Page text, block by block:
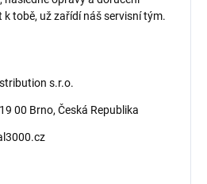
tobě, už zařídí náš servisní tým.
s.r.o.
00 Brno, Česká Republika